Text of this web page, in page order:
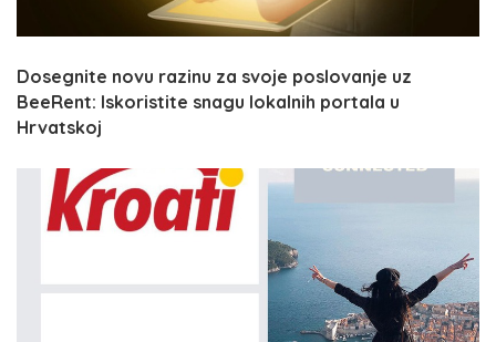
Dosegnite novu razinu za svoje poslovanje uz
BeeRent: Iskoristite snagu lokalnih portala u
Hrvatskoj